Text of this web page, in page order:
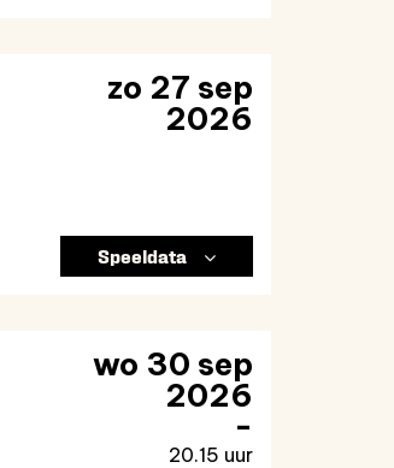
zo 27 sep
2026
Speeldata
wo 30 sep
2026
20.15 uur